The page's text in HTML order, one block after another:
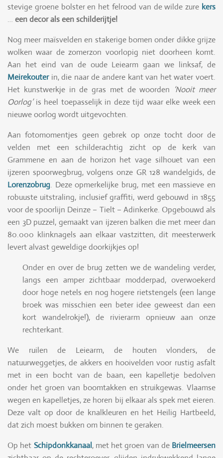
stevige groene bolster en het felrood van de wilde zure kers
… een decor als een schilderijtje!
Nog meer maïsvelden en stakerige bomen onder dikke grijze
wolken waar de zomerzon voorlopig niet doorheen komt.
Aan het eind van de oude Leiearm gaan we linksaf, de
Meirekouter in, die naar de andere kant van het water voert.
Het kunstwerkje in de gras met de woorden ‘Nooit meer
Oorlog’is heel toepasselijk in deze tijd waar elke week een
nieuwe oorlog wordt uitgevochten.
Aan fotomomentjes geen gebrek op onze tocht door de
velden met een schilderachtig zicht op de kerk van
Grammene en aan de horizon het vage silhouet van een
ijzeren spoorwegbrug, volgens onze GR 128 wandelgids, de
Lorenzobrug. Deze opmerkelijke brug, met een massieve en
robuuste uitstraling, inclusief graffiti, werd gebouwd in 1855
voor de spoorlijn Deinze – Tielt – Adinkerke. Opgebouwd als
een 3D puzzel, gemaakt van ijzeren balken die met meer dan
80.000 klinknagels aan elkaar vastzitten, dit meesterwerk
levert alvast geweldige doorkijkjes op!
Onder en over de brug zetten we de wandeling verder,
langs een amper zichtbaar modderpad, overwoekerd
door hoge netels en nog hogere rietstengels (een lange
broek was misschien een beter idee geweest dan een
kort wandelrokje!), de rivierarm opnieuw aan onze
rechterkant.
We ruilen de Leiearm, de houten vlonders, de
natuurweggetjes, de akkers en hooivelden voor rustig asfalt
met in een bocht van de baan, een kapelletje bedolven
onder het groen van boomtakken en struikgewas. Vlaamse
wegen en kapelletjes, ze horen bij elkaar als spek met eieren.
Deze valt op door de knalkleuren en het Heilig Hartbeeld,
dat zich moest bukken om binnen te geraken.
Op het Schipdonkkanaal, met het groen van de Brielmeersen